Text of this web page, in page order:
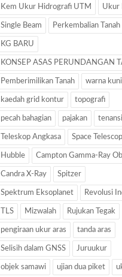
Kem Ukur Hidrografi UTM Ukur
Single Beam Perkembalian Tanah
KG BARU
KONSEP ASAS PERUNDANGAN
Pemberimilikan Tanah warna
kaedah grid kontur topografi
pecah bahagian pajakan tenansi
Teleskop Angkasa Space
Hubble Campton Gamma-Ray
Candra X-Ray Spitzer
Spektrum Eksoplanet Revolusi
TLS Mizwalah Rujukan Tegak
pengiraan ukur aras tanda aras
Selisih dalam GNSS Juruukur
objek samawi ujian dua piket